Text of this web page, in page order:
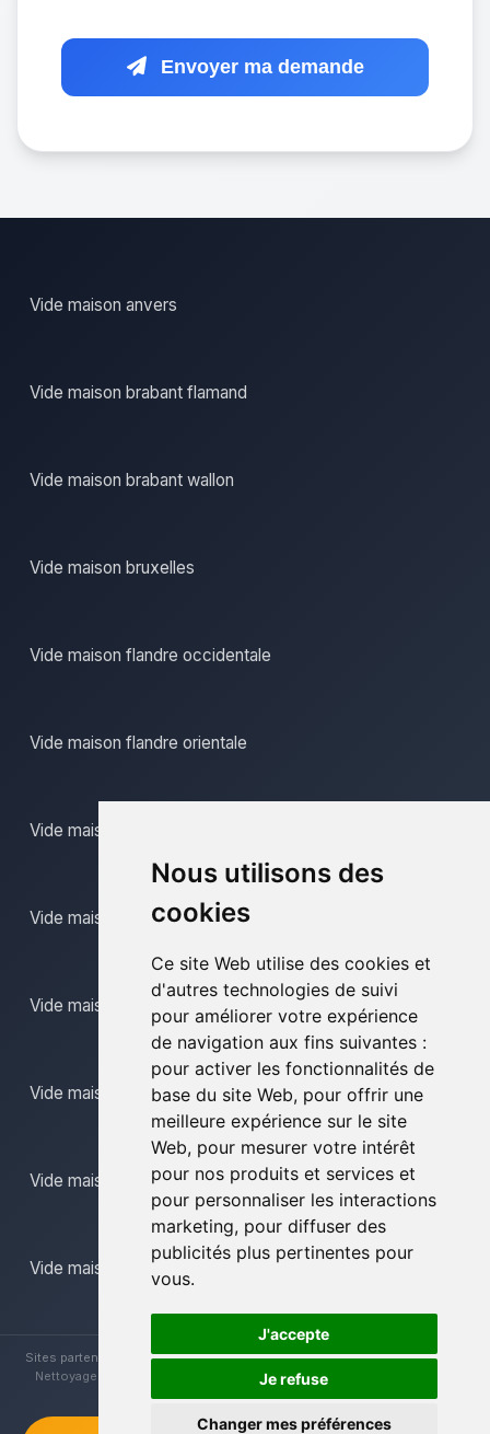
Nous utilisons des
cookies
Ce site Web utilise des cookies et
d'autres technologies de suivi
pour améliorer votre expérience
de navigation aux fins suivantes :
pour activer les fonctionnalités de
base du site Web, pour offrir une
meilleure expérience sur le site
Web, pour mesurer votre intérêt
pour nos produits et services et
pour personnaliser les interactions
marketing, pour diffuser des
publicités plus pertinentes pour
vous.
J'accepte
Je refuse
Changer mes préférences
Envoyer ma demande
Vide maison anvers
Vide maison brabant flamand
Vide maison brabant wallon
Vide maison bruxelles
Vide maison flandre occidentale
Vide maison flandre orientale
Vide maison hainaut
Vide maison liege
Vide maison limbourg
Vide maison mons
Vide maison namur
Vide maison province du luxembourg
Sites partenaires : Brocanteur Vide Maison | Vide Maison La Louvière
Nettoyage Vide Maisons
Vide Maison Hainaut